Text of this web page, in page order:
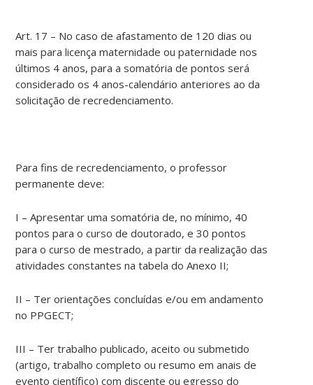
Art. 17 – No caso de afastamento de 120 dias ou
mais para licença maternidade ou paternidade nos
últimos 4 anos, para a somatória de pontos será
considerado os 4 anos-calendário anteriores ao da
solicitação de recredenciamento.
Para fins de recredenciamento, o professor
permanente deve:
I – Apresentar uma somatória de, no mínimo, 40
pontos para o curso de doutorado, e 30 pontos
para o curso de mestrado, a partir da realização das
atividades constantes na tabela do Anexo II;
II – Ter orientações concluídas e/ou em andamento
no PPGECT;
III – Ter trabalho publicado, aceito ou submetido
(artigo, trabalho completo ou resumo em anais de
evento científico) com discente ou egresso do